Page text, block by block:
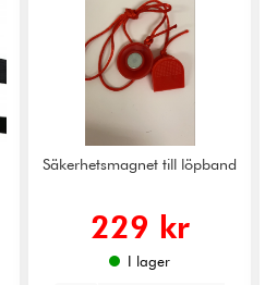
Säkerhetsmagnet till löpband
229 kr
I lager